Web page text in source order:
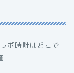
ボ時計はどこで